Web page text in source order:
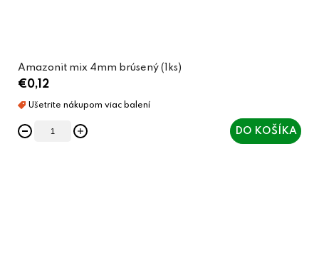
Amazonit mix 4mm brúsený (1ks)
€0,12
DO KOŠÍKA